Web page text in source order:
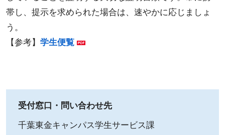
帯し、提示を求められた場合は、速やかに応じましょ
う。
【参考】 学生便覧
受付窓口・問い合わせ先
千葉東金キャンパス学生サービス課